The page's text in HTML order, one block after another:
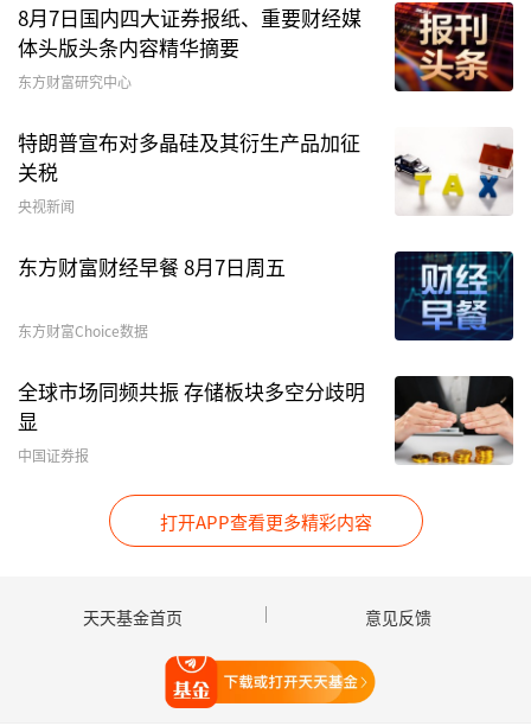
在业内人士看来，自保险资金长期投资改革试点启
动以来，多家险企通过设立私募基金积极参与资本
市场投资，未来“险资系”私募基金会继续坚
守“红利+成长”的哑铃型策略。
达2220亿元。”葛玉翔介绍道，展望后续“险资
系”私募基金投资方向，预计会延续“红利底仓
对外经济贸易大学创新与风险管理研究中心副主任
龙格告诉记者：短期来看，“险资系”私募基金将
8月7日国内四大证券报纸、重要财经媒
体头版头条内容精华摘要
东方财富研究中心
特朗普宣布对多晶硅及其衍生产品加征
关税
央视新闻
东方财富财经早餐 8月7日周五
东方财富Choice数据
全球市场同频共振 存储板块多空分歧明
显
中国证券报
打开APP查看更多精彩内容
天天基金首页 意见反馈
打开天天基金